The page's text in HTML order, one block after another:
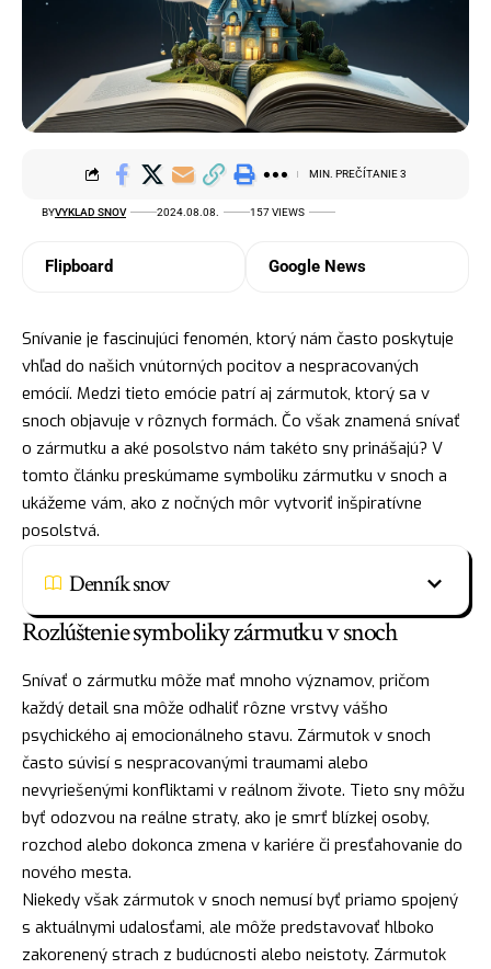
BYVYKLAD SNOV 2024.08.08. 157 VIEWS
MIN. PREČÍTANIE 3
Flipboard Google News
Snívanie je fascinujúci fenomén, ktorý nám často poskytuje
vhľad do našich vnútorných pocitov a nespracovaných
emócií. Medzi tieto emócie patrí aj zármutok, ktorý sa v
snoch objavuje v rôznych formách. Čo však znamená snívať
o zármutku a aké posolstvo nám takéto sny prinášajú? V
tomto článku preskúmame symboliku zármutku v snoch a
ukážeme vám, ako z nočných môr vytvoriť inšpiratívne
posolstvá.
Denník snov
Rozlúštenie symboliky zármutku v snoch
Snívať o zármutku môže mať mnoho významov, pričom
každý detail sna môže odhaliť rôzne vrstvy vášho
psychického aj emocionálneho stavu. Zármutok v snoch
často súvisí s nespracovanými traumami alebo
nevyriešenými konfliktami v reálnom živote. Tieto sny môžu
byť odozvou na reálne straty, ako je smrť blízkej osoby,
rozchod alebo dokonca zmena v kariére či presťahovanie do
nového mesta.
Niekedy však zármutok v snoch nemusí byť priamo spojený
s aktuálnymi udalosťami, ale môže predstavovať hlboko
zakorenený strach z budúcnosti alebo neistoty. Zármutok